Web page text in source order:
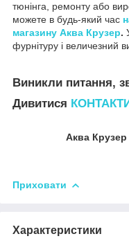
тюнінга, ремонту або
можете в будь-який час
магазину Аква Крузер.
фурнітуру і величезний
Виникли питання,
Дивитися КОНТАКТИ
Аква
Приховати
Характеристики